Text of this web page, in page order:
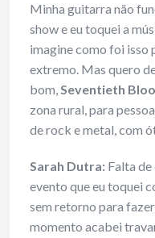
Minha guitarra não
show e eu toquei a
imagine como foi isso
extremo. Mas quero
bom,Seventieth
zona rural, para
de rock e metal, com
Sarah Dutra: Falta
evento que eu toquei
sem retorno para
momento acabei